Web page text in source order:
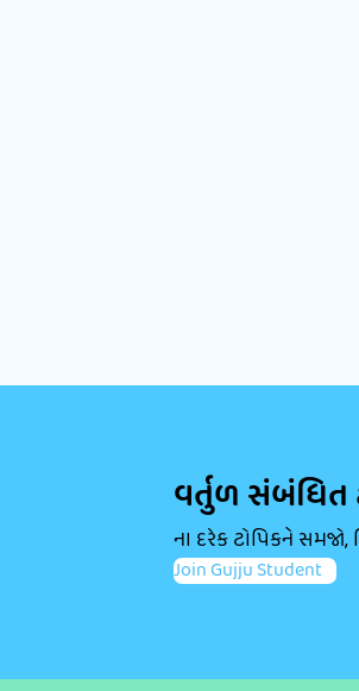
ના દરેક ટોપિકને સમજો,
Join Gujju Student
વર્તુળ સંબંધિત